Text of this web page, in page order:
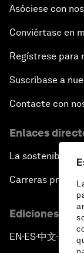
Asóciese con
Conviértase en
Regístrese para
Suscríbase a
Contacte con
Enlaces
La sostenibilidad
Carreras
Ediciones en
EN ▪ ES▪中文▪ 日本